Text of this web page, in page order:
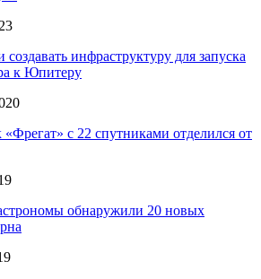
инфраструктуру для запуска
к Юпитеру
с 22 спутниками отделился от
обнаружили 20 новых